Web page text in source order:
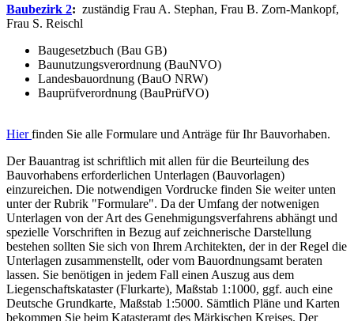
Baubezirk 2: zuständig Frau A. Stephan, Frau B. Zorn-Mankopf,
Frau S. Reischl
Baugesetzbuch (Bau GB)
Baunutzungsverordnung (BauNVO)
Landesbauordnung (BauO NRW)
Bauprüfverordnung (BauPrüfVO)
Hierfinden Sie alle Formulare und Anträge für Ihr Bauvorhaben.
Der Bauantrag ist schriftlich mit allen für die Beurteilung des
Bauvorhabens erforderlichen Unterlagen (Bauvorlagen)
einzureichen. Die notwendigen Vordrucke finden Sie weiter unten
unter der Rubrik "Formulare". Da der Umfang der notwenigen
Unterlagen von der Art des Genehmigungsverfahrens abhängt und
spezielle Vorschriften in Bezug auf zeichnerische Darstellung
bestehen sollten Sie sich von Ihrem Architekten, der in der Regel die
Unterlagen zusammenstellt, oder vom Bauordnungsamt beraten
lassen. Sie benötigen in jedem Fall einen Auszug aus dem
Liegenschaftskataster (Flurkarte), Maßstab 1:1000, ggf. auch eine
Deutsche Grundkarte, Maßstab 1:5000. Sämtlich Pläne und Karten
bekommen Sie beim Katasteramt des Märkischen Kreises. Der